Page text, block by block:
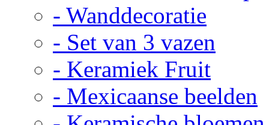
- Wanddecoratie
- Set van 3 vazen
- Keramiek Fruit
- Mexicaanse beelden